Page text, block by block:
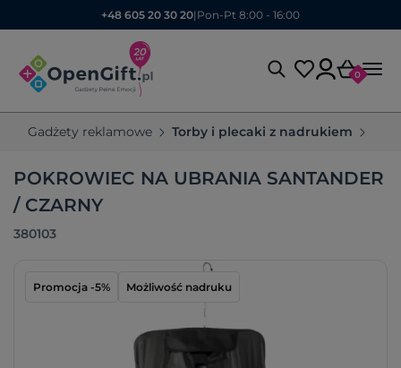
+48 605 20 30 20| Pon-Pt 8:00 - 16:00
0
Gadżety reklamowe Torby i plecaki z nadrukiem
POKROWIEC NA UBRANIA SANTANDER
/ CZARNY
380103
Promocja -5% Możliwość nadruku